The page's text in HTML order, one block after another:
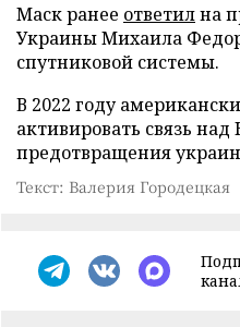
Маск ранее ответилна
Украины Михаила
спутниковой системы.
В 2022 году
активировать связь
предотвращения
Текст: Валерия Городецкая